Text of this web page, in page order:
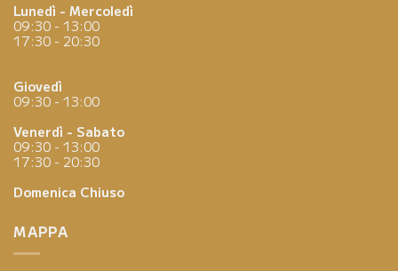
Lunedì - Mercoledì
09:30 - 13:00
17:30 - 20:30
Giovedì
09:30 - 13:00
Venerdì - Sabato
09:30 - 13:00
17:30 - 20:30
Domenica Chiuso
MAPPA